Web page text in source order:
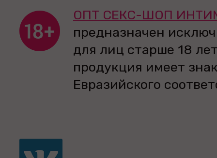
ОПТ СЕКС-ШОП
предназначен
для лиц старше 18
продукция имеет
Евразийского